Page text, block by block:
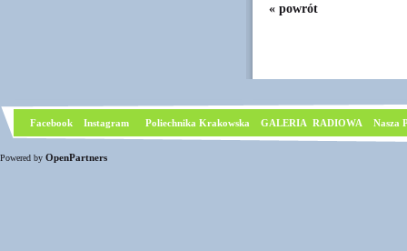
« powrót
Facebook Instagram Poliechnika Krakowska GALERIA RADIOWA Nasza
Powered by OpenPartners